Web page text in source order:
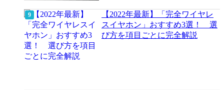
【2022年最新】「完全ワイヤレ
スイヤホン」おすすめ3選！ 選
び方を項目ごとに完全解説